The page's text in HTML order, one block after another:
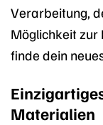
Verarbeitung,
Möglichkeit zur
finde dein
Materialien